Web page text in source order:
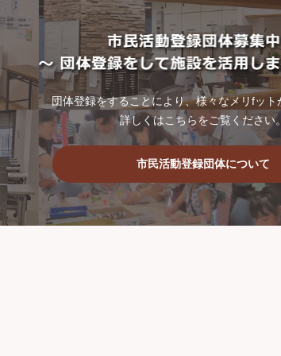
団体登録をすることにより、様々なメリfット
詳しくはこちらをご覧ください。
市民活動登録団体について